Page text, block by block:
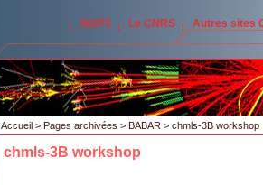
IN2P3 Le CNRS Autres sites
Accueil > Pages archivées > BABAR > chmls-3B workshop
chmls-3B workshop